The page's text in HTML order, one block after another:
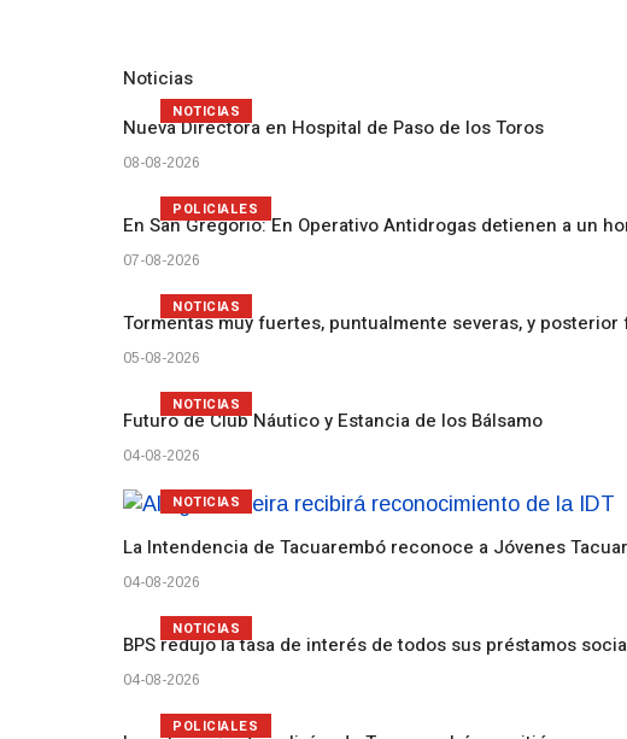
Noticias
Nueva Directora en Hospital de Paso de los Toros
08-08-2026
NOTICIAS
En San Gregorio: En Operativo Antidrogas detienen a un
07-08-2026
POLICIALES
Tormentas muy fuertes, puntualmente severas, y
05-08-2026
NOTICIAS
Futuro de Club Náutico y Estancia de los Bálsamo
04-08-2026
NOTICIAS
La Intendencia de Tacuarembó reconoce a Jóvenes
04-08-2026
NOTICIAS
BPS redujo la tasa de interés de todos sus préstamos
04-08-2026
NOTICIAS
POLICIALES